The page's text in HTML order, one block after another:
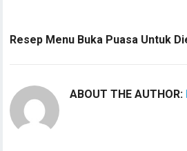
Resep Menu Buka Puasa Untuk
ABOUT THE AUTHOR: